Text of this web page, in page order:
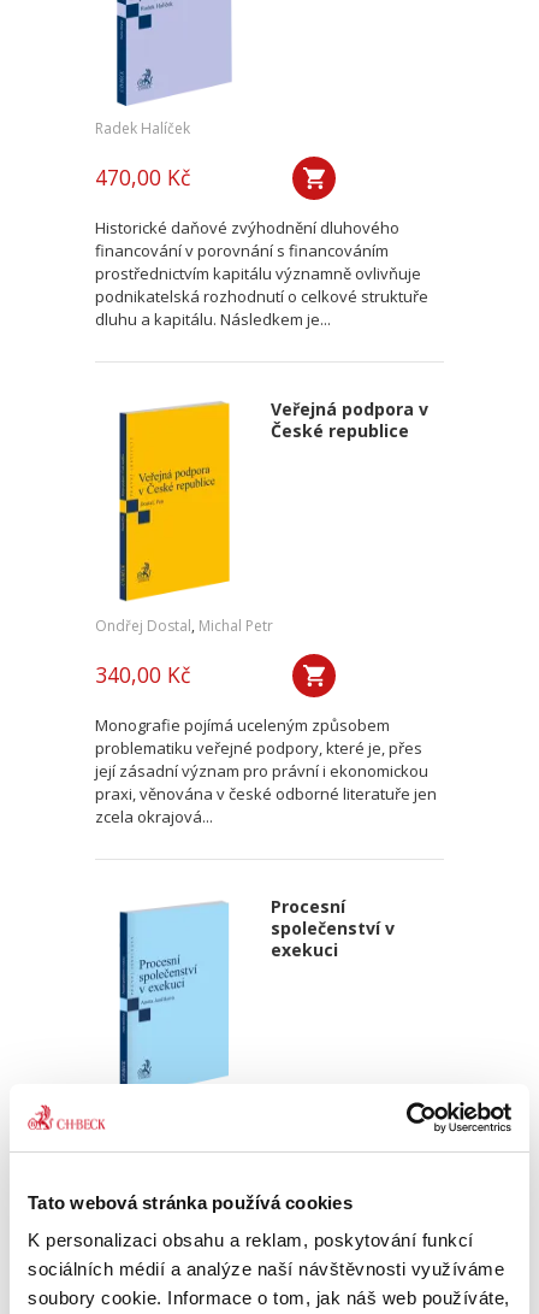
Tato webová stránka používá cookies
K personalizaci obsahu a reklam, poskytování funkcí
sociálních médií a analýze naší návštěvnosti využíváme
soubory cookie. Informace o tom, jak náš web používáte,
Radek Halíček
470,00 Kč
Historické daňové zvýhodnění dluhového
financování v porovnání s financováním
prostřednictvím kapitálu významně ovlivňuje
podnikatelská rozhodnutí o celkové struktuře
dluhu a kapitálu. Následkem je...
Veřejná podpora v
České republice
Ondřej Dostal, Michal Petr
340,00 Kč
Monografie pojímá uceleným způsobem
problematiku veřejné podpory, které je, přes
její zásadní význam pro právní i ekonomickou
praxi, věnována v české odborné literatuře jen
zcela okrajová...
Procesní
společenství v
exekuci
Aneta Jančíková
rámci civilního procesního práva oblast s
bohatou doktrinální tradicí, zejména pokud jde
o jeho podobu v nalézacím sporném řízení.